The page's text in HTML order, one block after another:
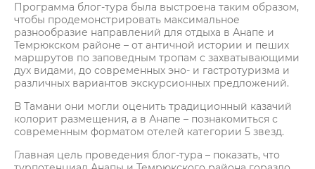
Программа блог-тура была выстроена таким образом,
чтобы продемонстрировать максимальное
разнообразие направлений для отдыха в Анапе и
Темрюкском районе – от античной истории и пеших
маршрутов по заповедным тропам с захватывающими
дух видами, до современных эно- и гастротуризма и
различных вариантов экскурсионных предложений.
В Тамани они могли оценить традиционный казачий
колорит размещения, а в Анапе – познакомиться с
современным форматом отелей категории 5 звезд.
Главная цель проведения блог-тура – показать, что